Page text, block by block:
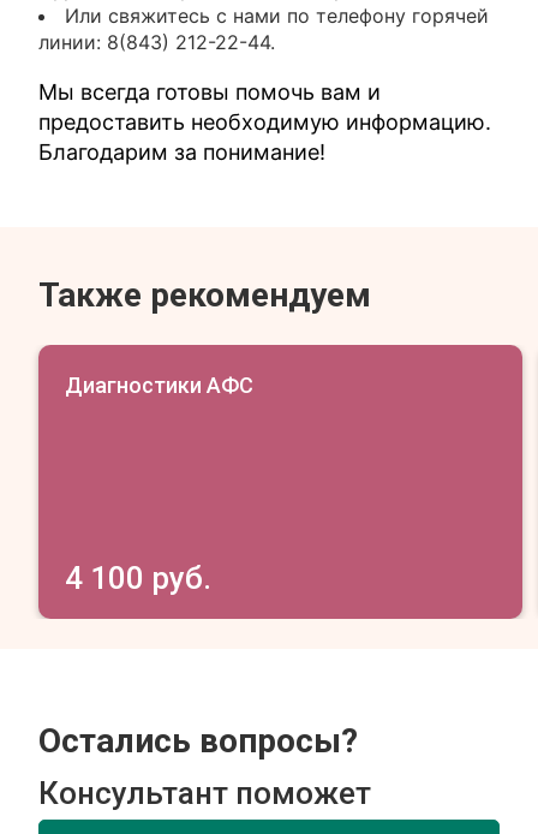
Или свяжитесь с нами по телефону горячей
линии: 8(843) 212-22-44.
Мы всегда готовы помочь вам и
предоставить необходимую информацию.
Благодарим за понимание!
Также рекомендуем
Диагностики АФС
4 100 руб.
Остались вопросы?
Консультант поможет